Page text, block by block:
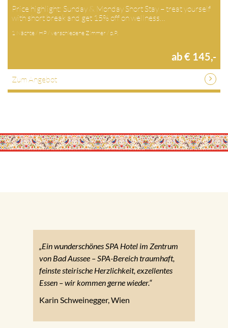
Price highlight: Sunday & Monday Short Stay – treat yourself
with short break and get 15% off on wellness…
1 Nächte / HP / verschiedene Zimmer / p.P.
ab € 145,-
Zum Angebot
„Ein wunderschönes SPA Hotel im Zentrum
von Bad Aussee – SPA-Bereich traumhaft,
feinste steirische Herzlichkeit, exzellentes
Essen – wir kommen gerne wieder.“
Karin Schweinegger, Wien